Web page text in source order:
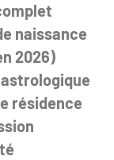
naissance
2026)
résidence